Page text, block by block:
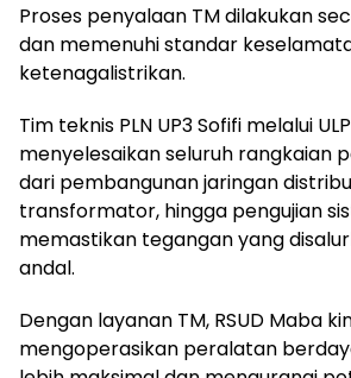
Proses penyalaan TM dilakukan
dan memenuhi standar
ketenagalistrikan.
Tim teknis PLN UP3 Sofifi melalui
menyelesaikan seluruh rangkaian
dari pembangunan jaringan
transformator, hingga pengujian
memastikan tegangan yang
andal.
Dengan layanan TM, RSUD Maba
mengoperasikan peralatan